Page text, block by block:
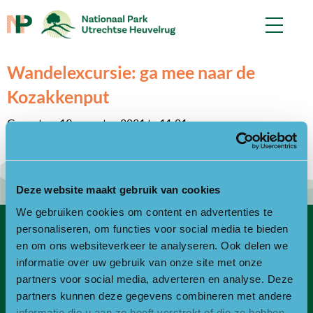
Deze website maakt gebruik van cookies
We gebruiken cookies om content en advertenties te
personaliseren, om functies voor social media te bieden
en om ons websiteverkeer te analyseren. Ook delen we
informatie over uw gebruik van onze site met onze
partners voor social media, adverteren en analyse. Deze
partners kunnen deze gegevens combineren met andere
Wandelexcursie: ga mee naar de
Kozakkenput
Gepost op 19 augustus 2021 te 11:01.
Contact
Bezoekadres
Bezoek- en postadres: